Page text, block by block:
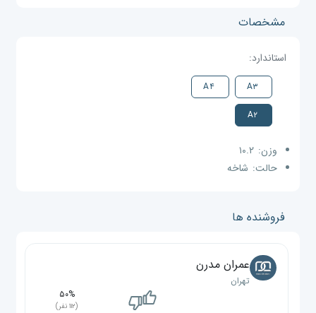
مشخصات
استاندارد:
A۳
A۲
A۴
وزن: ۱۰.۲
حالت: شاخه
فروشنده ها
عمران مدرن
تهران
۵۰%
(۱۱۲ نفر)